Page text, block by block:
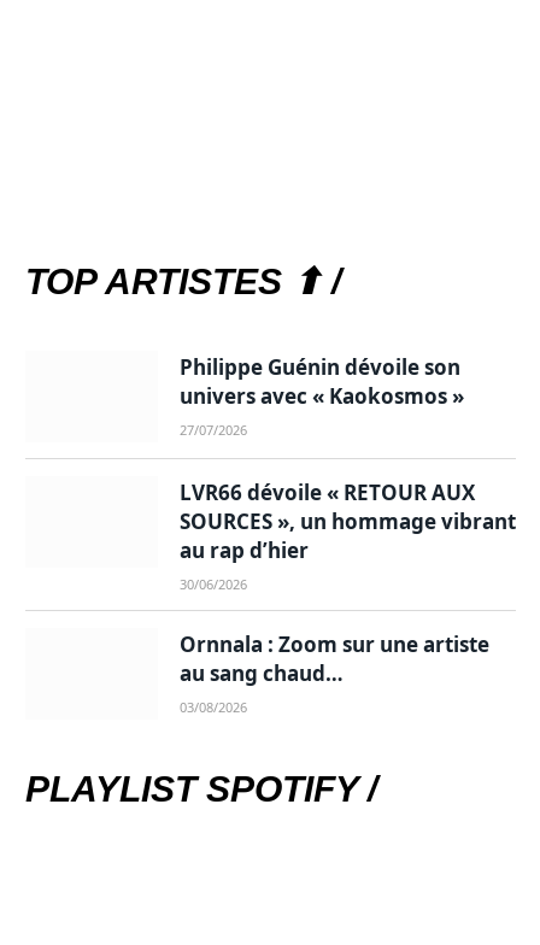
TOP ARTISTES ⬆ /
Philippe Guénin dévoile son
univers avec « Kaokosmos »
27/07/2026
LVR66 dévoile « RETOUR AUX
SOURCES », un hommage vibrant
au rap d’hier
30/06/2026
Ornnala : Zoom sur une artiste
au sang chaud…
03/08/2026
PLAYLIST SPOTIFY /